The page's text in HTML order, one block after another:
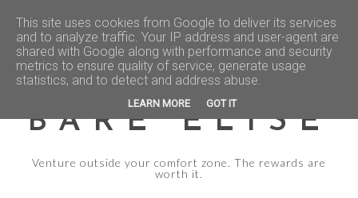
BARE ELISE
Venture outside your comfort zone. The rewards are
worth it.
This site uses cookies from Google to deliver its services
and to analyze traffic. Your IP address and user-agent are
shared with Google along with performance and security
metrics to ensure quality of service, generate usage
statistics, and to detect and address abuse.
LEARN MORE GOT IT